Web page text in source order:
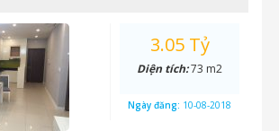
3.05 Tỷ
Diện tích:73 m2
Ngày đăng: 10-08-2018